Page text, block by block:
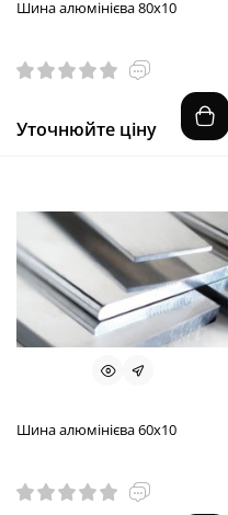
Шина алюмінієва 80х10
Уточнюйте ціну
Шина алюмінієва 60х10